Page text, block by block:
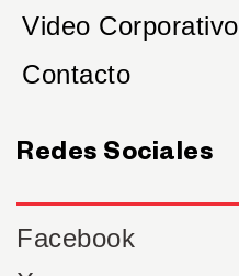
Video Corporativo
Contacto
Redes Sociales
Facebook